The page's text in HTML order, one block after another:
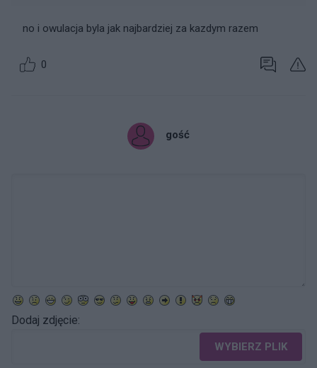
no i owulacja byla jak najbardziej za kazdym razem
0
gość
Dodaj zdjęcie:
WYBIERZ PLIK